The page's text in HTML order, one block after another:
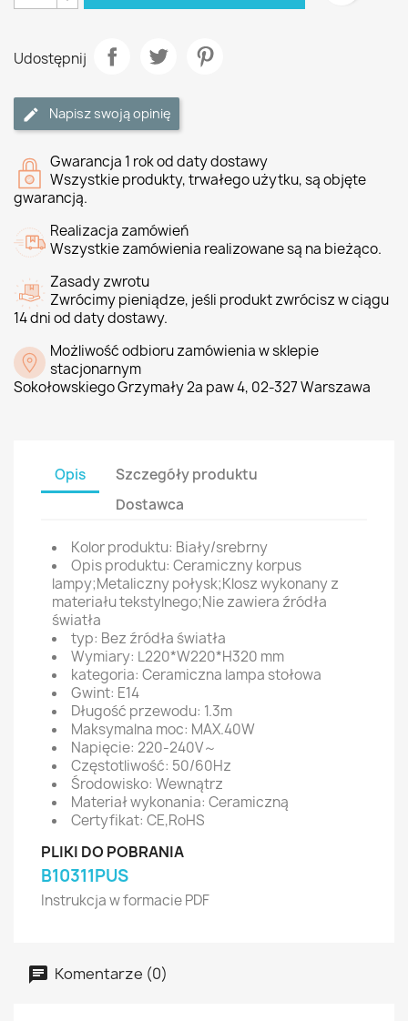
Udostępnij
Napisz swoją opinię
Gwarancja 1 rok od daty dostawy
Wszystkie produkty, trwałego użytku, są objęte
gwarancją.
Realizacja zamówień
Wszystkie zamówienia realizowane są na bieżąco.
Zasady zwrotu
Zwrócimy pieniądze, jeśli produkt zwrócisz w ciągu
14 dni od daty dostawy.
Możliwość odbioru zamówienia w sklepie
stacjonarnym
Sokołowskiego Grzymały 2a paw 4, 02-327 Warszawa
Opis
Szczegóły produktu
Dostawca
Kolor produktu: Biały/srebrny
Opis produktu: Ceramiczny korpus
lampy;Metaliczny połysk;Klosz wykonany z
materiału tekstylnego;Nie zawiera źródła
światła
typ: Bez źródła światła
Wymiary: L220*W220*H320 mm
kategoria: Ceramiczna lampa stołowa
Gwint: E14
Długość przewodu: 1.3m
Maksymalna moc: MAX.40W
Napięcie: 220-240V～
Częstotliwość: 50/60Hz
Środowisko: Wewnątrz
Materiał wykonania: Ceramiczną
Certyfikat: CE,RoHS
PLIKI DO POBRANIA
B10311PUS
Instrukcja w formacie PDF
Komentarze (0)